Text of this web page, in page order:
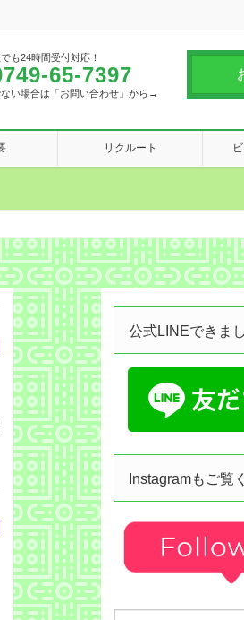
も24時間受付対応！
65-7397
い場合は「お問い合わせ」から→
リクルート
公式LINEできま
Instagramもご覧